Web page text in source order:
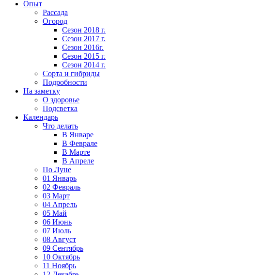
Опыт
Рассада
Огород
Сезон 2018 г.
Сезон 2017 г.
Сезон 2016г.
Сезон 2015 г.
Сезон 2014 г.
Сорта и гибриды
Подробности
На заметку
О здоровье
Подсветка
Календарь
Что делать
В Январе
В Феврале
В Марте
В Апреле
По Луне
01 Январь
02 Февраль
03 Март
04 Апрель
05 Май
06 Июнь
07 Июль
08 Август
09 Сентябрь
10 Октябрь
11 Ноябрь